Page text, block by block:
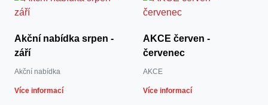
Akční nabídka srpen -
září
Akční nabídka
Více informací
AKCE červen -
červenec
AKCE
Více informací